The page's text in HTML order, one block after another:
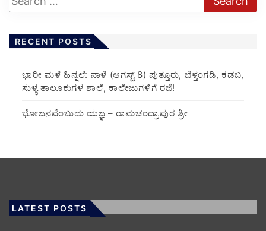
RECENT POSTS
​ಭಾರೀ ಮಳೆ ಹಿನ್ನಲೆ: ನಾಳೆ (ಆಗಸ್ಟ್ 8) ಪುತ್ತೂರು, ಬೆಳ್ತಂಗಡಿ, ಕಡಬ,
ಸುಳ್ಯ ತಾಲೂಕುಗಳ ಶಾಲೆ, ಕಾಲೇಜುಗಳಿಗೆ ರಜೆ!
ಭೋಜನವೆಂಬುದು ಯಜ್ಞ – ರಾಮಚಂದ್ರಾಪುರ ಶ್ರೀ
LATEST POSTS